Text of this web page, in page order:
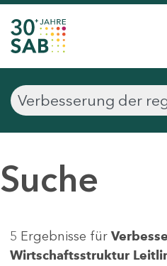
Suche
5 Ergebnisse für
Wirtschaftsstruktur